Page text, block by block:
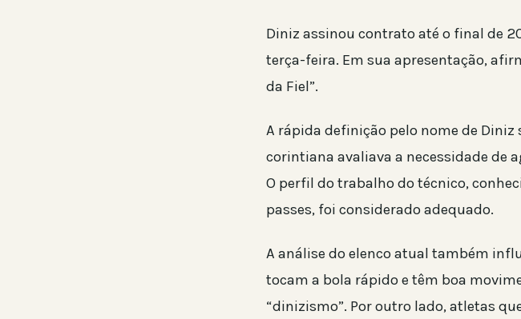
Diniz assinou contrato até o final de
terça-feira. Em sua apresentação,
da Fiel”.
A rápida definição pelo nome de
corintiana avaliava a necessidade de
O perfil do trabalho do técnico,
passes, foi considerado adequado.
A análise do elenco atual também
tocam a bola rápido e têm boa
“dinizismo”. Por outro lado, atletas